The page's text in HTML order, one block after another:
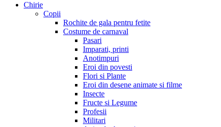
Chirie
Copii
Rochite de gala pentru fetite
Costume de carnaval
Pasari
Imparati, printi
Anotimpuri
Eroi din povesti
Flori si Plante
Eroi din desene animate si filme
Insecte
Fructe si Legume
Profesii
Militari